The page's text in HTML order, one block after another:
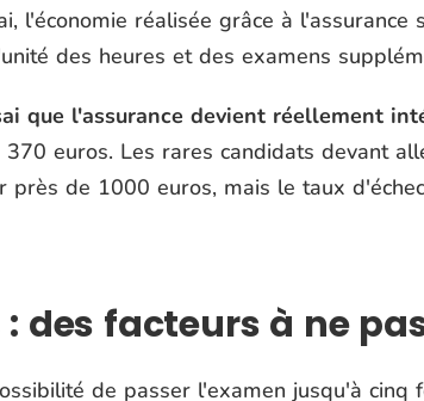
l'économie réalisée grâce à l'assurance
des heures et des examens
que l'assurance devient réellement
euros. Les rares candidats devant
près de 1000 euros, mais le taux
des facteurs à ne
de passer l'examen jusqu'à cinq